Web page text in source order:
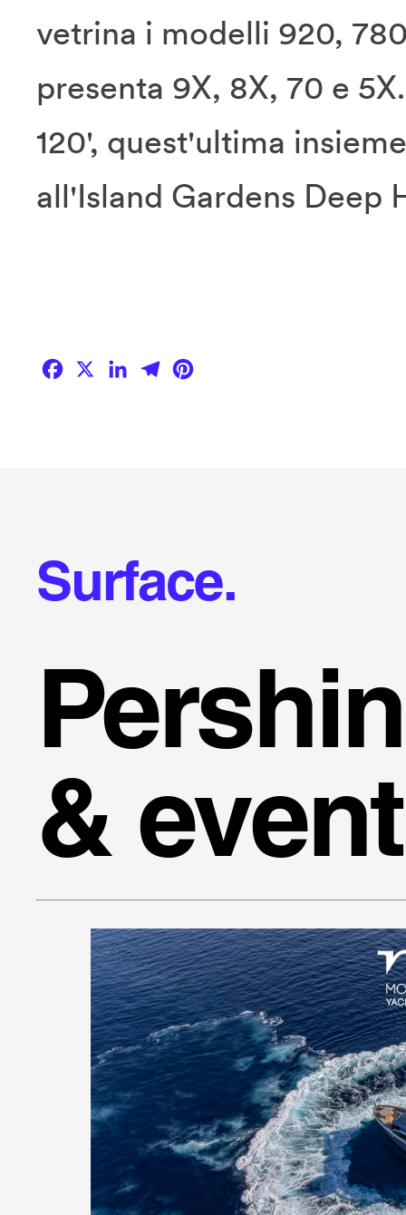
vetrina i modelli 920,
presenta 9X, 8X, 70 e
120', quest'ultima
all'Island Gardens Deep
Facebook
X LinkedIn
Telegram
Surface.
&